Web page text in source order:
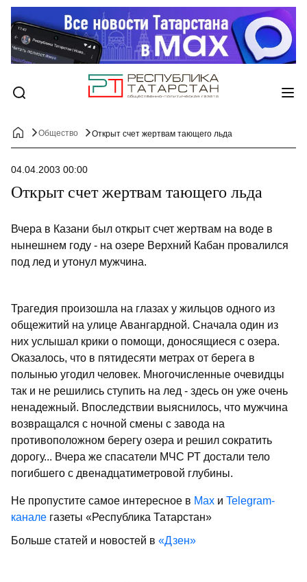
Общество Открыт счет жертвам тающего льда
04.04.2003 00:00
Открыт счет жертвам тающего льда
Вчера в Казани был открыт счет жертвам на воде в
нынешнем году - на озере Верхний Кабан провалился
под лед и утонул мужчина.
Трагедия произошла на глазах у жильцов одного из
общежитий на улице Авангардной. Сначала один из
них услышал крики о помощи, доносящиеся с озера.
Оказалось, что в пятидесяти метрах от берега в
полынью угодил человек. Многочисленные очевидцы
так и не решились ступить на лед - здесь он уже очень
ненадежный. Впоследствии выяснилось, что мужчина
возвращался с ночной смены с завода на
противоположном берегу озера и решил сократить
дорогу... Вчера же спасатели МЧС РТ достали тело
погибшего с двенадцатиметровой глубины.
Не пропустите самое интересное в Max и Telegram-
канале газеты «Республика Татарстан»
Больше статей и новостей в «Дзен»